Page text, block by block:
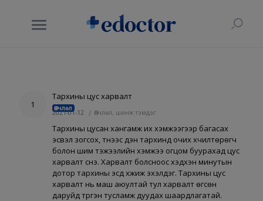
1
Тархины цус харвалт
Өвчлөл
2021-01-12 / Өвчлөл, шинж тэмдэг
Тархины цусан хангамж их хэмжээгээр багасах
эсвэл зогсох, түүнээс үүдэн тархинд очих хүчилтөрөгч
болон шим тэжээлийн хэмжээ огцом буурахад цус
харвалт үүснэ. Харвалт болсноос хэдхэн минутын
дотор тархины эсүүд үхжиж эхэлдэг. Тархины цус
харвалт нь маш аюултай тул харвалт өгсөн
даруйд түргэн тусламж дуудах шаардлагатай.